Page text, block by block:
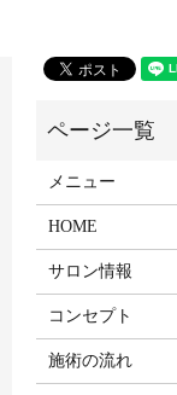
メニュー
HOME
サロン情報
コンセプト
施術の流れ